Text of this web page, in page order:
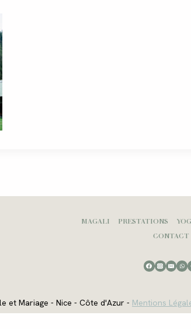
MAGALI PRESTATIONS
CONTACT
et Mariage - Nice - Côte d'Azur - Mentions